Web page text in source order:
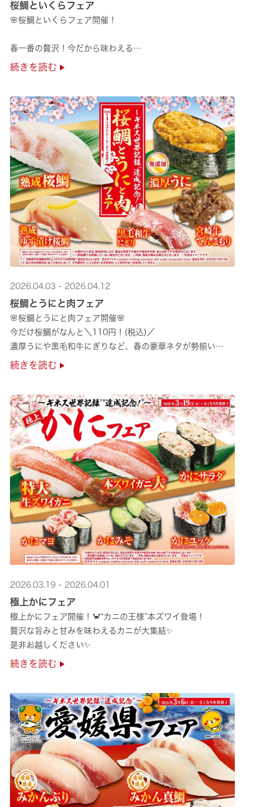
桜鯛といくらフェア
🌸桜鯛といくらフェア開催！
春一番の贅沢！今だから味わえる
旬の旨さの熟成🌸桜鯛と
是非お越しください✨
続きを読む
2026.04.03 - 2026.04.12
桜鯛とうにと肉フェア
🌸桜鯛とうにと肉フェア開催🌸
今だけ桜鯛がなんと＼110円！(税込)／
濃厚うにや黒毛和牛にぎりなど、春の豪華ネタが勢揃い
是非お越しください✨
続きを読む
2026.03.19 - 2026.04.01
極上かにフェア
極上かにフェア開催！🦀“カニの王様”本ズワイ登場！
贅沢な旨みと甘みを味わえるカニが大集結✨
是非お越しください✨
続きを読む